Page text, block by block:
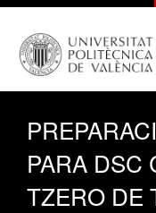
PARA DSC
TZERO DE